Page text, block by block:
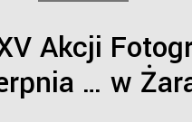
Akcji
… w